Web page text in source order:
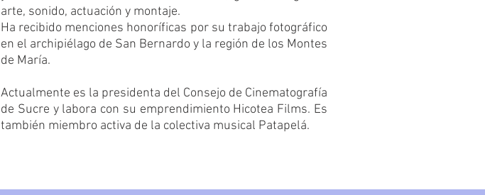
arte, sonido, actuación y montaje.
Ha recibido menciones honoríficas por su trabajo fotográfico
en el archipiélago de San Bernardo y la región de los Montes
de María.
Actualmente es la presidenta del Consejo de Cinematografía
de Sucre y labora con su emprendimiento Hicotea Films. Es
también miembro activa de la colectiva musical Patapelá.